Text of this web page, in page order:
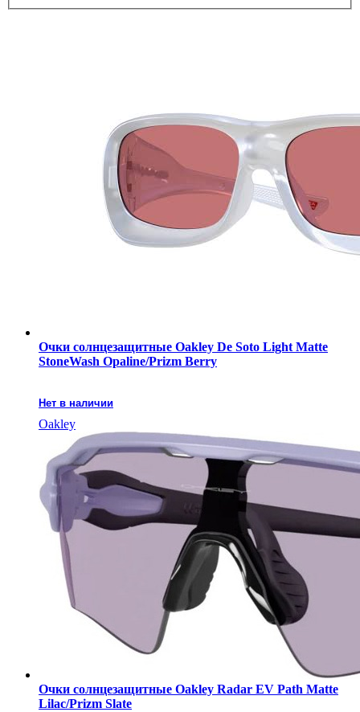
Очки солнцезащитные Oakley De Soto Light Matte
StoneWash Opaline/Prizm Berry
Нет в наличии
Oakley
Очки солнцезащитные Oakley Radar EV Path Matte
Lilac/Prizm Slate